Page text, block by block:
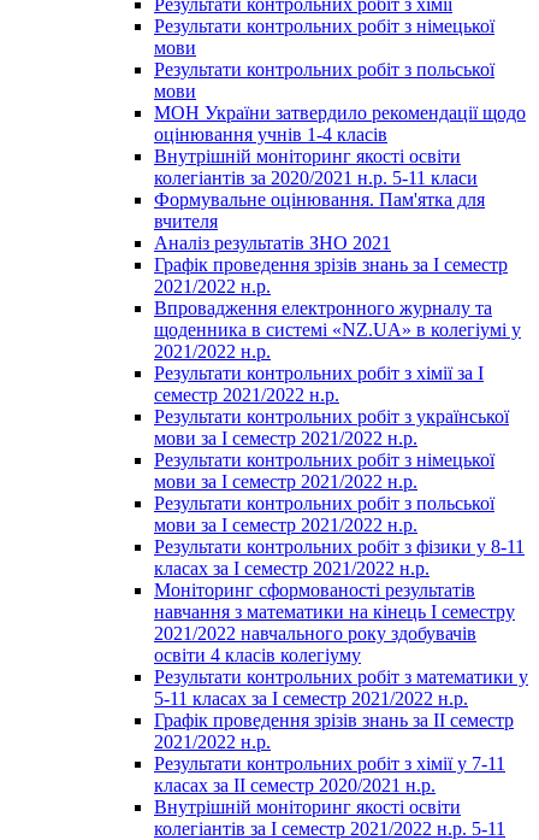
Результати контрольних робіт з хімії
Результати контрольних робіт з німецької
мови
Результати контрольних робіт з польської
мови
МОН України затвердило рекомендації щодо
оцінювання учнів 1-4 класів
Внутрішній моніторинг якості освіти
колегіантів за 2020/2021 н.р. 5-11 класи
Формувальне оцінювання. Пам'ятка для
вчителя
Аналіз результатів ЗНО 2021
Графік проведення зрізів знань за І семестр
2021/2022 н.р.
Впровадження електронного журналу та
щоденника в системі «NZ.UA» в колегіумі у
2021/2022 н.р.
Результати контрольних робіт з хімії за І
семестр 2021/2022 н.р.
Результати контрольних робіт з української
мови за І семестр 2021/2022 н.р.
Результати контрольних робіт з німецької
мови за І семестр 2021/2022 н.р.
Результати контрольних робіт з польської
мови за І семестр 2021/2022 н.р.
Результати контрольних робіт з фізики у 8-11
класах за І семестр 2021/2022 н.р.
Моніторинг сформованості результатів
навчання з математики на кінець І семестру
2021/2022 навчального року здобувачів
освіти 4 класів колегіуму
Результати контрольних робіт з математики у
5-11 класах за І семестр 2021/2022 н.р.
Графік проведення зрізів знань за ІІ семестр
2021/2022 н.р.
Результати контрольних робіт з хімії у 7-11
класах за ІІ семестр 2020/2021 н.р.
Внутрішній моніторинг якості освіти
колегіантів за І семестр 2021/2022 н.р. 5-11